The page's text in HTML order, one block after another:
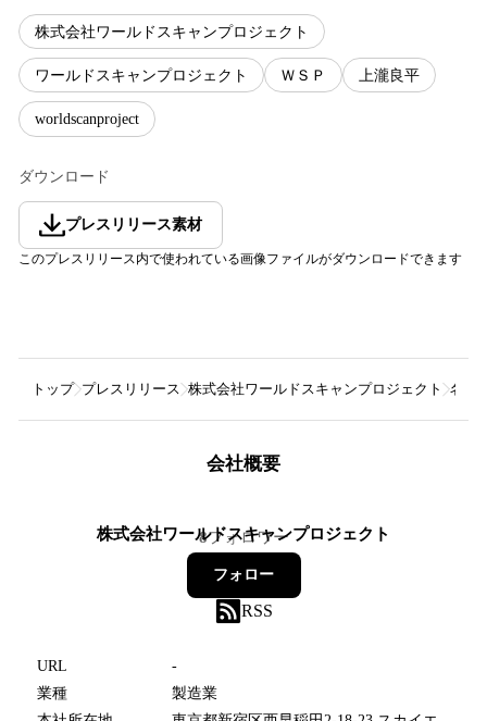
株式会社ワールドスキャンプロジェクト
ワールドスキャンプロジェクト ＷＳＰ 上瀧良平
worldscanproject
ダウンロード
プレスリリース素材
このプレスリリース内で使われている画像ファイルがダウンロードできます
トップ プレスリリース 株式会社ワールドスキャンプロジェクト 名古
会社概要
株式会社ワールドスキャンプロジェクト
8フォロワー
フォロー
RSS
URL
-
業種
製造業